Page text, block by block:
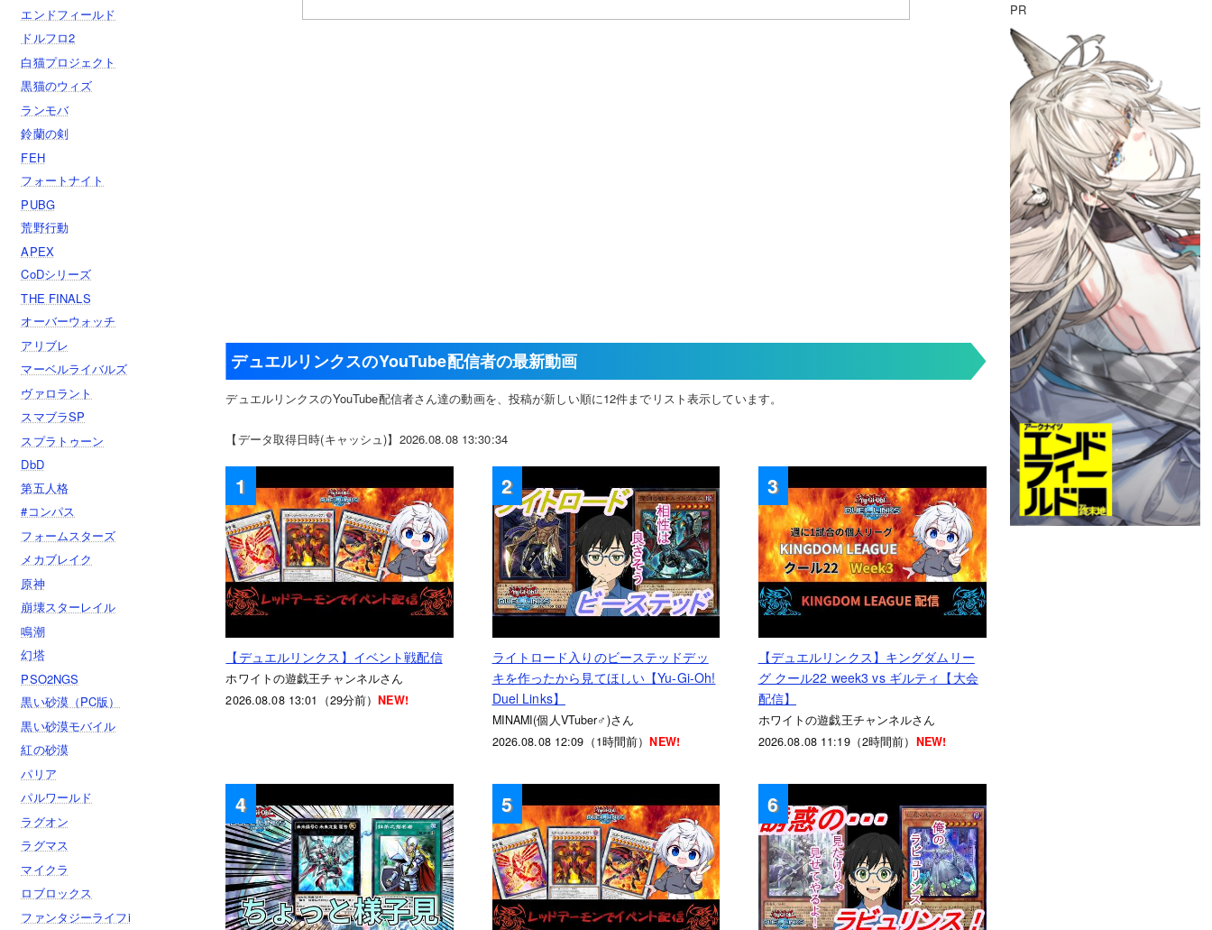
エンドフィールド
ドルフロ2
白猫プロジェクト
黒猫のウィズ
ランモバ
鈴蘭の剣
FEH
フォートナイト
PUBG
荒野行動
APEX
CoDシリーズ
THE FINALS
オーバーウォッチ
アリブレ
マーベルライバルズ
ヴァロラント
スマブラSP
スプラトゥーン
DbD
第五人格
#コンパス
フォームスターズ
メカブレイク
原神
崩壊スターレイル
鳴潮
幻塔
PSO2NGS
黒い砂漠（PC版）
黒い砂漠モバイル
紅の砂漠
パリア
パルワールド
ラグオン
ラグマス
マイクラ
ロブロックス
ファンタジーライフi
デュエルリンクスのYouTube配信者の最新動画
デュエルリンクスのYouTube配信者さん達の動画を、投稿が新しい順に12件までリスト表示しています。
【データ取得日時(キャッシュ)】2026.08.08 13:30:34
【デュエルリンクス】イベント戦配信
ホワイトの遊戯王チャンネルさん
2026.08.08 13:01（29分前）NEW!
1
ライトロード入りのビーステッドデッ
キを作ったから見てほしい【Yu-Gi-Oh!
Duel Links】
MINAMI(個人VTuber♂)さん
2026.08.08 12:09（1時間前）NEW!
2
【デュエルリンクス】キングダムリー
グ クール22 week3 vs ギルティ【大会
配信】
ホワイトの遊戯王チャンネルさん
2026.08.08 11:19（2時間前） NEW!
3
4 5 6
PR